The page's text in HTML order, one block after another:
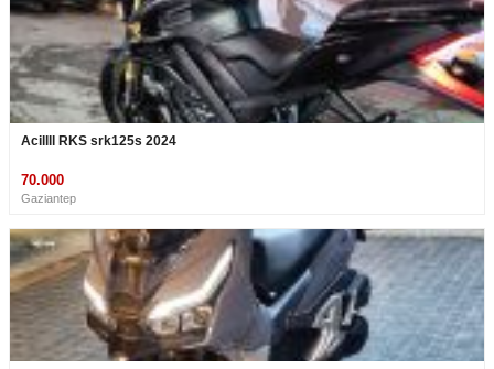
Acillll RKS srk125s 2024
70.000
Gaziantep